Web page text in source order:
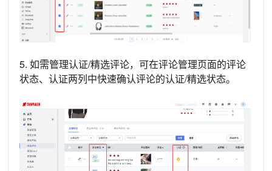
5. 如需管理认证/精选评论，可在评论管理页面的评论
状态、认证两列中快速确认评论的认证/精选状态。